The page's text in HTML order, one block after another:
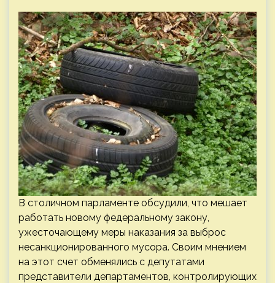
В столичном парламенте обсудили, что мешает
работать новому федеральному закону,
ужесточающему меры наказания за выброс
несанкционированного мусора. Своим мнением
на этот счет обменялись с депутатами
представители департаментов, контролирующих